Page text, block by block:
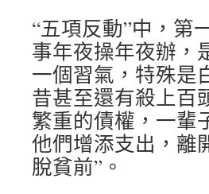
“五項反動”中，第
事年夜操年夜辦，
一個習氣，特殊是
昔甚至還有殺上百
繁重的債權，一輩
他們增添支出，離
脫貧前”。